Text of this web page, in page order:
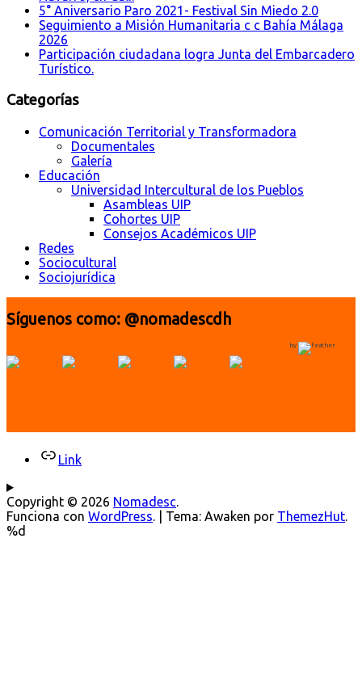
5° Aniversario Paro 2021- Festival Sin Miedo 2.0
Seguimiento a Misión Humanitaria c c Bahía Málaga
2026
Participación ciudadana logra Junta del Embarcadero
Turístico.
Categorías
Comunicación Territorial y Transformadora
Documentales
Galería
Educación
Universidad Intercultural de los Pueblos
Asambleas UIP
Cohortes UIP
Consejos Académicos UIP
Redes
Sociocultural
Sociojurídica
Síguenos como: @nomadescdh
by
Link
Copyright © 2026 Nomadesc.
Funciona con WordPress. Tema: Awaken por ThemezHut.
%d